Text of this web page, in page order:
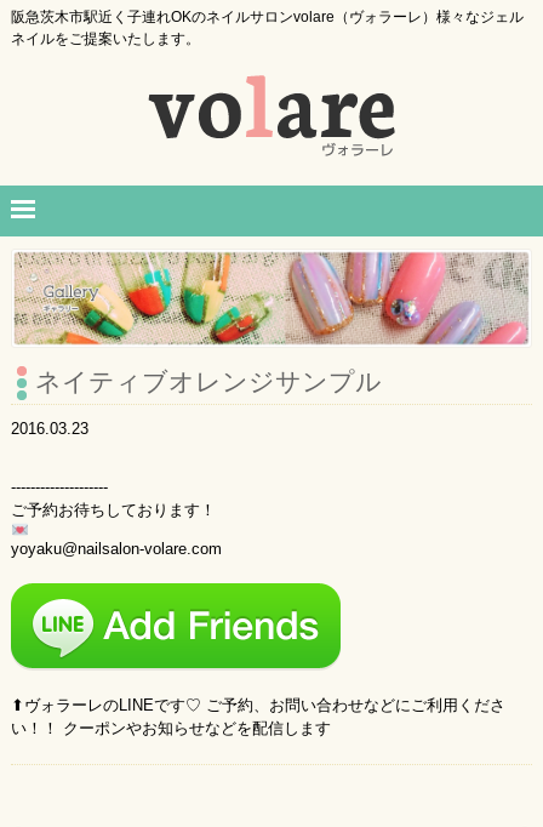
阪急茨木市駅近く子連れOKのネイルサロンvolare（ヴォラーレ）様々なジェル
ネイルをご提案いたします。
ネイティブオレンジサンプル
2016.03.23
--------------------
ご予約お待ちしております！
yoyaku@nailsalon-volare.com
⬆︎ヴォラーレのLINEです♡ ご予約、お問い合わせなどにご利用くださ
い！！ クーポンやお知らせなどを配信します